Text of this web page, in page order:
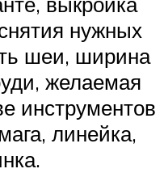
нужных
шеи, ширина
желаемая
инструментов
линейка,